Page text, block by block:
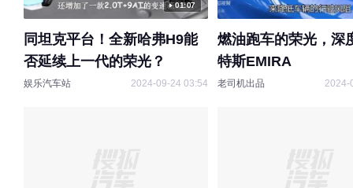
01:07
同坦克平台！全新哈弗H9能
否延续上一代的荣光？
娱乐汽车站 2024-09-24 03:54
燃油跑车的荣光，深
特斯EMIRA
老司机出品 2024-